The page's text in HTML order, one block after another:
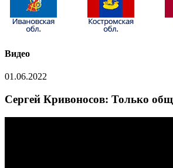
Видео
01.06.2022
Сергей Кривоносов: Только